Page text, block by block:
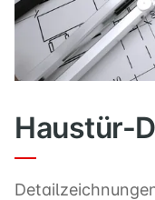
Haustür-